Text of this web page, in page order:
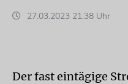
27.03.2023 21:38 Uhr
Der fast eintägige